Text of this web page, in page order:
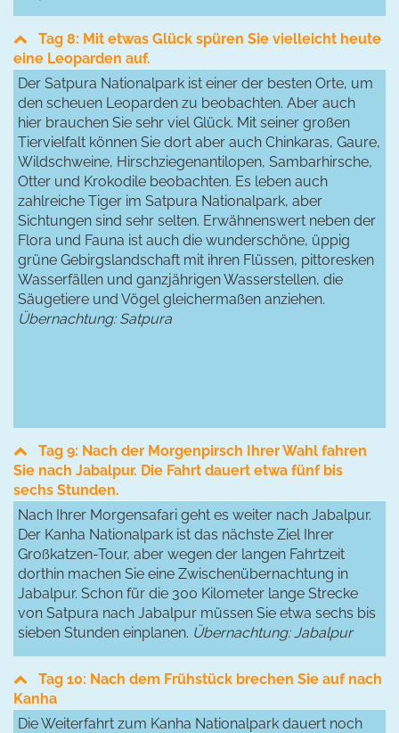
Tag 8: Mit etwas Glück spüren Sie vielleicht heute
eine Leoparden auf.
Der Satpura Nationalpark ist einer der besten Orte, um
den scheuen Leoparden zu beobachten. Aber auch
hier brauchen Sie sehr viel Glück. Mit seiner großen
Tiervielfalt können Sie dort aber auch Chinkaras, Gaure,
Wildschweine, Hirschziegenantilopen, Sambarhirsche,
Otter und Krokodile beobachten. Es leben auch
zahlreiche Tiger im Satpura Nationalpark, aber
Sichtungen sind sehr selten. Erwähnenswert neben der
Flora und Fauna ist auch die wunderschöne, üppig
grüne Gebirgslandschaft mit ihren Flüssen, pittoresken
Wasserfällen und ganzjährigen Wasserstellen, die
Säugetiere und Vögel gleichermaßen anziehen.
Übernachtung: Satpura
Tag 9: Nach der Morgenpirsch Ihrer Wahl fahren
Sie nach Jabalpur. Die Fahrt dauert etwa fünf bis
sechs Stunden.
Nach Ihrer Morgensafari geht es weiter nach Jabalpur.
Der Kanha Nationalpark ist das nächste Ziel Ihrer
Großkatzen-Tour, aber wegen der langen Fahrtzeit
dorthin machen Sie eine Zwischenübernachtung in
Jabalpur. Schon für die 300 Kilometer lange Strecke
von Satpura nach Jabalpur müssen Sie etwa sechs bis
sieben Stunden einplanen. Übernachtung: Jabalpur
Tag 10: Nach dem Frühstück brechen Sie auf nach
Kanha
Die Weiterfahrt zum Kanha Nationalpark dauert noch